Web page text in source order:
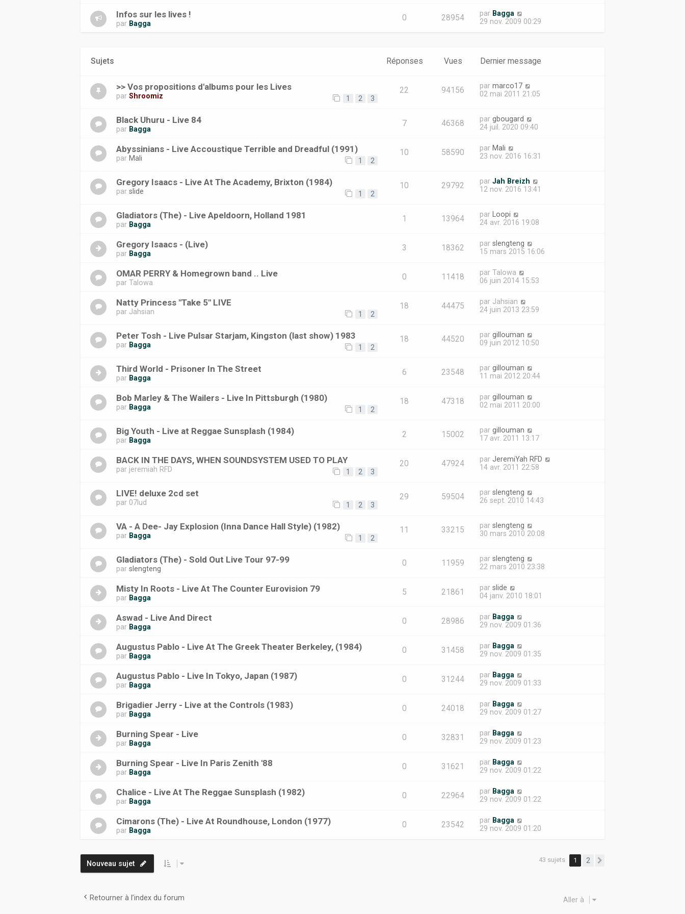
Infos sur les lives !
par Bagga
0 28954 par Bagga
29 nov. 2009 00:29
Sujets Réponses Vues Dernier message
>> Vos propositions d'albums pour les Lives
parShroomiz 1 2 3
22 94156 par marco17
02 mai 2011 21:05
Black Uhuru - Live 84
par Bagga
7 46368 par gbougard
24 juil. 2020 09:40
Abyssinians - Live Accoustique Terrible and Dreadful (1991)
par Mali 1 2
10 58590 par Mali
23 nov. 2016 16:31
Gregory Isaacs - Live At The Academy, Brixton (1984)
parslide 1 2
10 29792 par Jah Breizh
12 nov. 2016 13:41
Gladiators (The) - Live Apeldoorn, Holland 1981
par Bagga
1 13964 par
Loopi
24 avr. 2016 19:08
Gregory Isaacs - (Live)
par Bagga
3 18362 par slengteng
15 mars 2015 16:06
OMAR PERRY & Homegrown band .. Live
parTalowa
0 11418 par Talowa
06 juin 2014 15:53
Natty Princess "Take 5" LIVE
par Jahsian 1 2
18 44475 par Jahsian
24 juin 2013 23:59
Peter Tosh - Live Pulsar Starjam, Kingston (last show) 1983
par Bagga 1 2
18 44520 par gillouman
09 juin 2012 10:50
Third World - Prisoner In The Street
par Bagga
6 23548 par gillouman
11 mai 2012 20:44
Bob Marley & The Wailers - Live In Pittsburgh (1980)
par Bagga 1 2
18 47318 par gillouman
02 mai 2011 20:00
Big Youth - Live at Reggae Sunsplash (1984)
par Bagga
2 15002 par gillouman
17 avr. 2011 13:17
BACK IN THE DAYS, WHEN SOUNDSYSTEM USED TO PLAY
par jeremiah RFD 1 2 3
20 47924 par JeremiYah RFD
14 avr. 2011 22:58
LIVE! deluxe 2cd set
par 07lud 1 2 3
29 59504 par slengteng
26 sept. 2010 14:43
VA - A Dee- Jay Explosion (Inna Dance Hall Style) (1982)
par Bagga 1 2
11 33215 par slengteng
30 mars 2010 20:08
Gladiators (The) - Sold Out Live Tour 97-99
parslengteng
0 11959 par slengteng
22 mars 2010 23:38
Misty In Roots - Live At The Counter Eurovision 79
par Bagga
5 21861 par slide
04 janv. 2010 18:01
Aswad - Live And Direct
par Bagga
0 28986 par Bagga
29 nov. 2009 01:36
Augustus Pablo - Live At The Greek Theater Berkeley, (1984)
par Bagga
0 31458 par Bagga
29 nov. 2009 01:35
Augustus Pablo - Live In Tokyo, Japan (1987)
par Bagga
0 31244 par Bagga
29 nov. 2009 01:33
Brigadier Jerry - Live at the Controls (1983)
par Bagga
0 24018 par Bagga
29 nov. 2009 01:27
Burning Spear - Live
par Bagga
0 32831 par Bagga
29 nov. 2009 01:23
Burning Spear - Live In Paris Zenith '88
par Bagga
0 31621 par Bagga
29 nov. 2009 01:22
Chalice - Live At The Reggae Sunsplash (1982)
par Bagga
0 22964 par Bagga
29 nov. 2009 01:22
Cimarons (The) - Live At Roundhouse, London (1977)
par Bagga
0 23542 par Bagga
29 nov. 2009 01:20
Nouveau sujet 43 sujets 1 2
Retourner à l’index du forum Aller à